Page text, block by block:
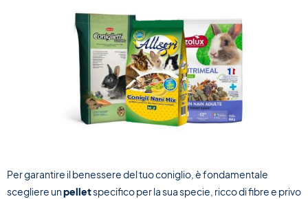
Per garantire il benessere del tuo coniglio, è fondamentale
scegliere unpelletspecifico per la sua specie, ricco di fibre e privo